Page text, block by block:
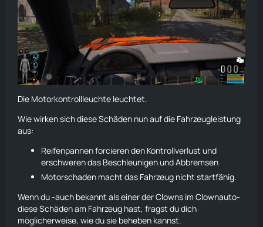
Die Motorkontrollleuchte leuchtet.
Wie wirken sich diese Schäden nun auf die Fahrzeugleistung
aus:
Reifenpannen forcieren den Kontrollverlust und
erschweren das Beschleunigen und Abbremsen
Motorschaden macht das Fahrzeug nicht startfähig.
Wenn du -auch bekannt als einer der Clowns im Clownauto-
diese Schäden am Fahrzeug hast, fragst du dich
möglicherweise, wie du sie beheben kannst.